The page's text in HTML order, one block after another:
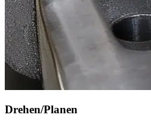
Drehen/Planen